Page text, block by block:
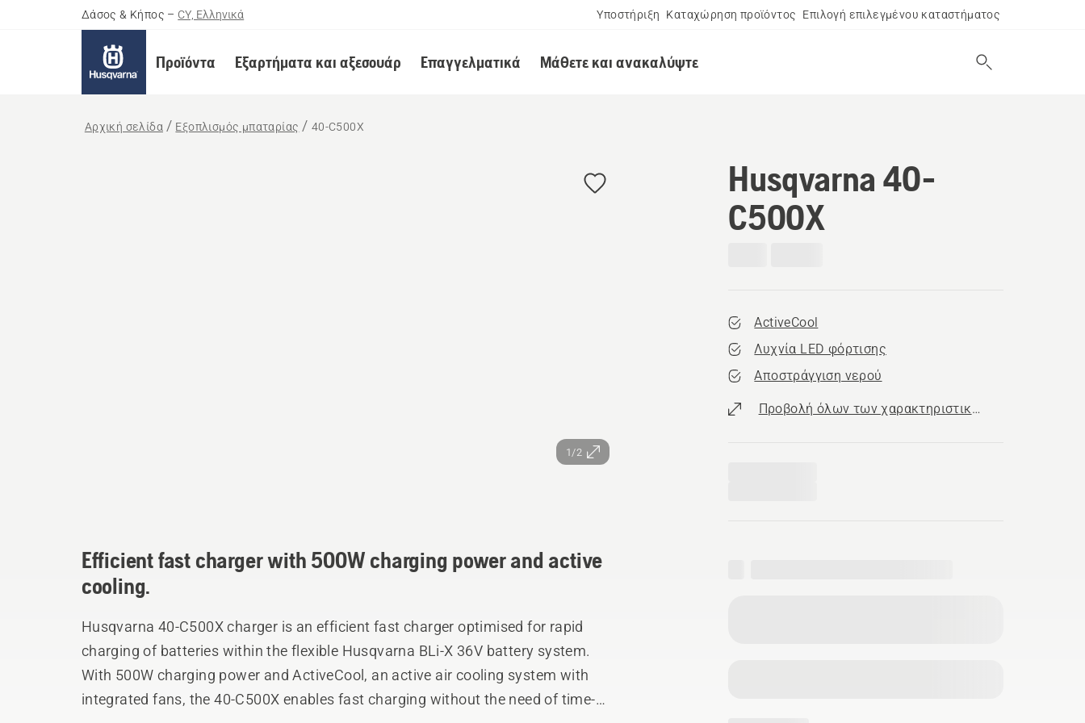
Δάσος & Κήπος – CY, Ελληνικά Υποστήριξη Καταχώρηση προϊόντος Επιλογή επιλεγμένου καταστήματος
Προϊόντα Εξαρτήματα και αξεσουάρ Επαγγελματικά Μάθετε και ανακαλύψτε
Αρχική σελίδα Εξοπλισμός μπαταρίας 40-C500X
1/2
Husqvarna 40-
C500X
ActiveCool
Λυχνία LED φόρτισης
Αποστράγγιση νερού
Προβολή όλων των χαρακτηριστικών
Efficient fast charger with 500W charging power and active
cooling.
Husqvarna 40-C500X charger is an efficient fast charger optimised for rapid
charging of batteries within the flexible Husqvarna BLi-X 36V battery system.
With 500W charging power and ActiveCool, an active air cooling system with
integrated fans, the 40-C500X enables fast charging without the need of time-